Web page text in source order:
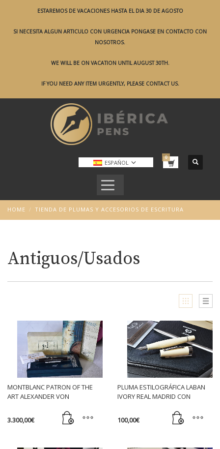
ESTAREMOS DE VACACIONES HASTA EL DIA 30 DE AGOSTO
SI NECESITA ALGUN ARTICULO CON URGENCIA PONGASE EN CONTACTO CON
NOSOTROS.
WE WILL BE ON VACATION UNTIL AUGUST 30TH.
IF YOU NEED ANY ITEM URGENTLY, PLEASE CONTACT US.
ESPAÑOL
HOME TIENDA DE PLUMAS Y ACCESORIOS DE ESCRITURA
Antiguos/Usados
MONTBLANC PATRON OF THE
ART ALEXANDER VON
ESTILOGRÁFICA (PISTÓN, M)
3.300,00€
PLUMA ESTILOGRÁFICA LABAN
IVORY REAL MADRID CON
100,00€